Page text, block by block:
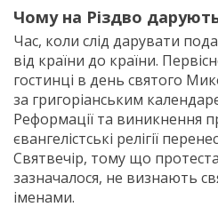
Чому на Різдво
Час, коли слід дарувати
від країни до країни.
гостинці в день святого
за григоріанським
Реформації та виникнення
євангелістські релігії
Святвечір, тому що
зазначалося, не визнають
іменами.